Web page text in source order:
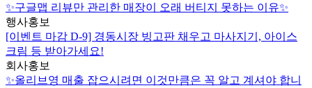
✨구글맵 리뷰만 관리한 매장이 오래 버티지 못하는 이유✨
행사홍보
[이벤트 마감 D-9] 경동시장 빙고판 채우고 마사지기, 아이스
크림 등 받아가세요!
회사홍보
✨올리브영 매출 잡으시려면 이것만큼은 꼭 알고 계셔야 합니